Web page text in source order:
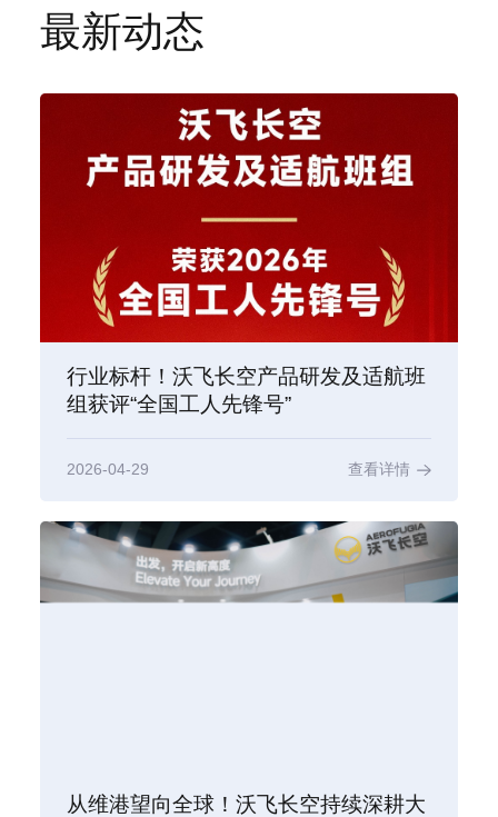
最新动态
行业标杆！沃飞长空产品研发及适航班
组获评“全国工人先锋号”
2026-04-29 查看详情
从维港望向全球！沃飞长空持续深耕大